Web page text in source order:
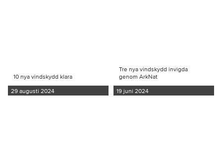
10 nya vindskydd klara
29 augusti 2024
Tre nya vindskydd invigda
genom ArkNat
19 juni 2024